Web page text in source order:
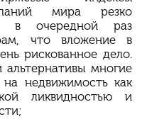
мира резко
в очередной раз
что вложение в
рискованное дело.
многие
недвижимость как
ликвидностью и